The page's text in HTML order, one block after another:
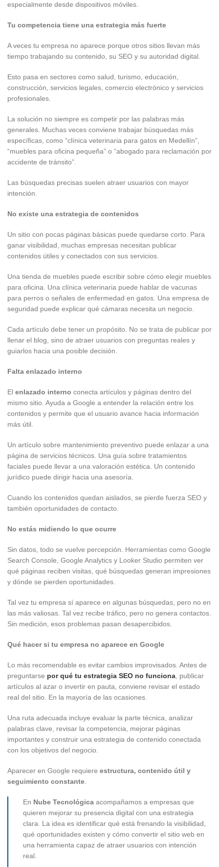
especialmente desde dispositivos móviles.
Tu competencia tiene una estrategia más fuerte
A veces tu empresa no aparece porque otros sitios llevan más
tiempo trabajando su contenido, su SEO y su autoridad digital.
Esto pasa en sectores como salud, turismo, educación,
construcción, servicios legales, comercio electrónico y servicios
profesionales.
La solución no siempre es competir por las palabras más
generales. Muchas veces conviene trabajar búsquedas más
específicas, como “clínica veterinaria para gatos en Medellín”,
“muebles para oficina pequeña” o “abogado para reclamación por
accidente de tránsito”.
Las búsquedas precisas suelen atraer usuarios con mayor
intención.
No existe una estrategia de contenidos
Un sitio con pocas páginas básicas puede quedarse corto. Para
ganar visibilidad, muchas empresas necesitan publicar
contenidos útiles y conectados con sus servicios.
Una tienda de muebles puede escribir sobre cómo elegir muebles
para oficina. Una clínica veterinaria puede hablar de vacunas
para perros o señales de enfermedad en gatos. Una empresa de
seguridad puede explicar qué cámaras necesita un negocio.
Cada artículo debe tener un propósito. No se trata de publicar por
llenar el blog, sino de atraer usuarios con preguntas reales y
guiarlos hacia una posible decisión.
Falta enlazado interno
El enlazado interno conecta artículos y páginas dentro del
mismo sitio. Ayuda a Google a entender la relación entre los
contenidos y permite que el usuario avance hacia información
más útil.
Un artículo sobre mantenimiento preventivo puede enlazar a una
página de servicios técnicos. Una guía sobre tratamientos
faciales puede llevar a una valoración estética. Un contenido
jurídico puede dirigir hacia una asesoría.
Cuando los contenidos quedan aislados, se pierde fuerza SEO y
también oportunidades de contacto.
No estás midiendo lo que ocurre
Sin datos, todo se vuelve percepción. Herramientas como Google
Search Console, Google Analytics y Looker Studio permiten ver
qué páginas reciben visitas, qué búsquedas generan impresiones
y dónde se pierden oportunidades.
Tal vez tu empresa sí aparece en algunas búsquedas, pero no en
las más valiosas. Tal vez recibe tráfico, pero no genera contactos.
Sin medición, esos problemas pasan desapercibidos.
Qué hacer si tu empresa no aparece en Google
Lo más recomendable es evitar cambios improvisados. Antes de
preguntarse por qué tu estrategia SEO no funciona , publicar
artículos al azar o invertir en pauta, conviene revisar el estado
real del sitio. En la mayoría de las ocasiones.
Una ruta adecuada incluye evaluar la parte técnica, analizar
palabras clave, revisar la competencia, mejorar páginas
importantes y construir una estrategia de contenido conectada
con los objetivos del negocio.
Aparecer en Google requiere estructura, contenido útil y
seguimiento constante
En Nube Tecnológica acompañamos a empresas que
quieren mejorar su presencia digital con una estrategia
clara. La idea es identificar qué está frenando la visibilidad,
qué oportunidades existen y cómo convertir el sitio web en
una herramienta capaz de atraer usuarios con intención
real.